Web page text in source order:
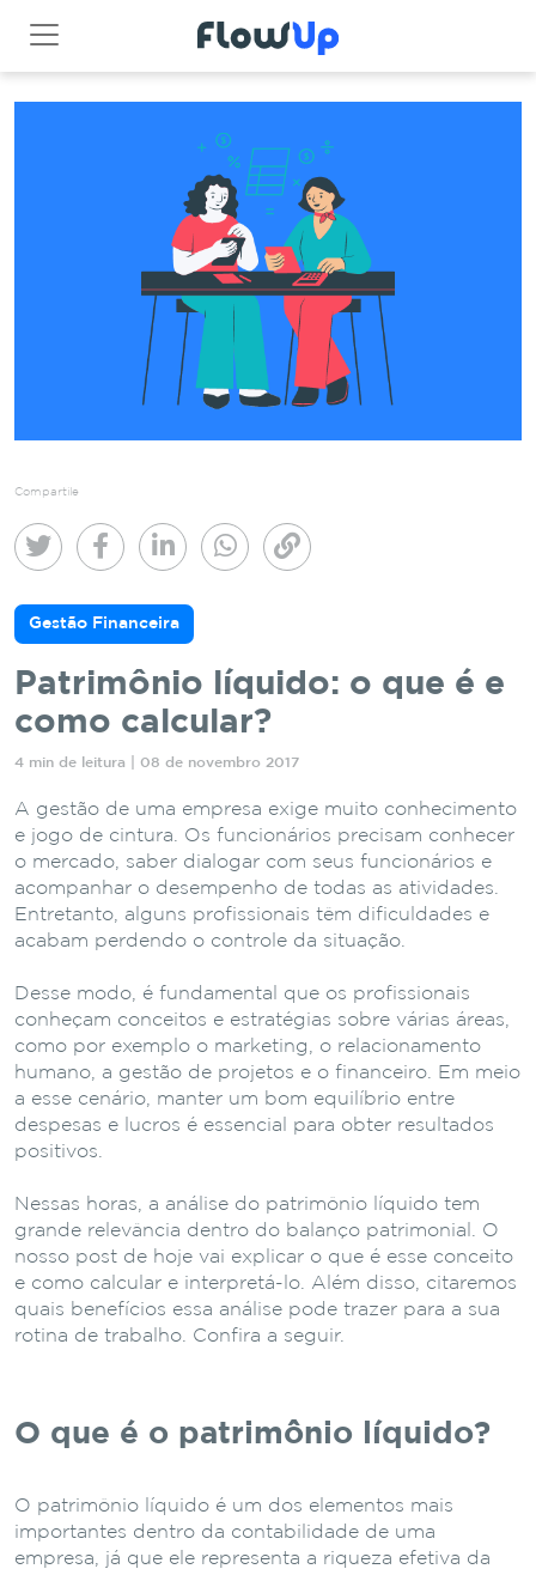
Compartile
Gestão Financeira
Patrimônio líquido: o que é e
como calcular?
4 min de leitura | 08 de novembro 2017
A gestão de uma empresa exige muito conhecimento
e jogo de cintura. Os funcionários precisam conhecer
o mercado, saber dialogar com seus funcionários e
acompanhar o desempenho de todas as atividades.
Entretanto, alguns profissionais têm dificuldades e
acabam perdendo o controle da situação.
Desse modo, é fundamental que os profissionais
conheçam conceitos e estratégias sobre várias áreas,
como por exemplo o marketing, o relacionamento
humano, a gestão de projetos e o financeiro. Em meio
a esse cenário, manter um bom equilíbrio entre
despesas e lucros é essencial para obter resultados
positivos.
Nessas horas, a análise do patrimônio líquido tem
grande relevância dentro do balanço patrimonial. O
nosso post de hoje vai explicar o que é esse conceito
e como calcular e interpretá-lo. Além disso, citaremos
quais benefícios essa análise pode trazer para a sua
rotina de trabalho. Confira a seguir.
O que é o patrimônio líquido?
O patrimônio líquido é um dos elementos mais
importantes dentro da contabilidade de uma
empresa, já que ele representa a riqueza efetiva da